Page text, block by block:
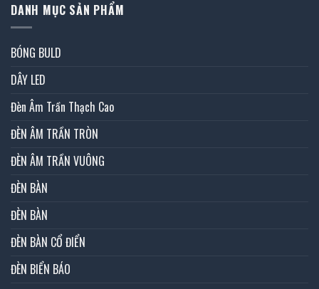
DANH MỤC SẢN PHẨM
BÓNG BULD
DÂY LED
Đèn Âm Trần Thạch Cao
ĐÈN ÂM TRẦN TRÒN
ĐÈN ÂM TRẦN VUÔNG
ĐÈN BÀN
ĐÈN BÀN
ĐÈN BÀN CỔ ĐIỂN
ĐÈN BIỂN BÁO